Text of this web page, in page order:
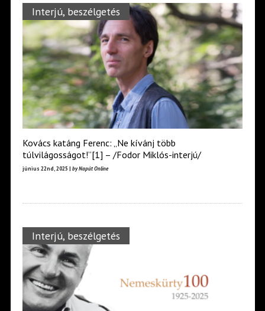
Interjú, beszélgetés
Kovács katáng Ferenc: „Ne kívánj több
túlvilágosságot!”[1] – /Fodor Miklós-interjú/
június 22nd, 2025 | by Napút Online
Interjú, beszélgetés